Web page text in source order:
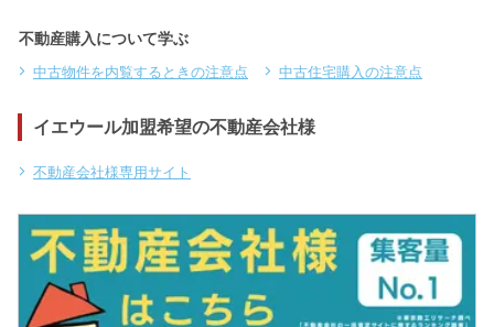
不動産購入について学ぶ
中古物件を内覧するときの注意点 中古住宅購入の注意点
イエウール加盟希望の不動産会社様
不動産会社様専用サイト